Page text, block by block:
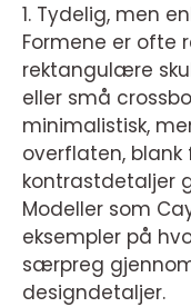
1. Tydelig, men
Formene er ofte
rektangulære
eller små
minimalistisk,
overflaten, blank
kontrastdetaljer
Modeller som
eksempler på
særpreg
designdetaljer.